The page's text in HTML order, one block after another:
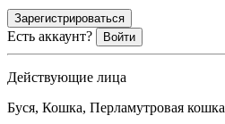
Зарегистрироваться
Есть аккаунт? Войти
Действующие лица
Буся, Кошка, Перламутровая кошка